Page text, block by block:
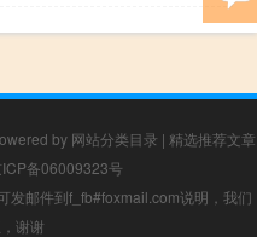
by 网站分类目录 | 精选推荐文章
ICP备06009323号
发邮件到f_fb#foxmail.com说明，我们
谢谢